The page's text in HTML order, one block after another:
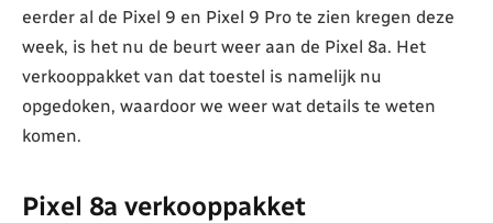
eerder al de Pixel 9 en Pixel 9 Pro te zien kregen deze
week, is het nu de beurt weer aan de Pixel 8a. Het
verkooppakket van dat toestel is namelijk nu
opgedoken, waardoor we weer wat details te weten
komen.
Pixel 8a verkooppakket